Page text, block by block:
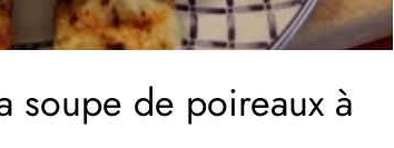
soupe de poireaux à